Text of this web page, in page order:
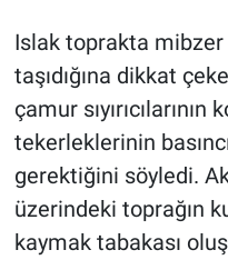
Islak toprakta mibzer
taşıdığına dikkat
çamur
tekerleklerinin
gerektiğini söyledi.
üzerindeki toprağın
kaymak tabakası
Haberde İnsan